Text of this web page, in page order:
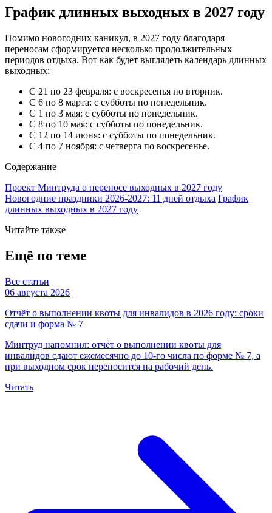
График длинных выходных в 2027 году
Помимо новогодних каникул, в 2027 году благодаря
переносам сформируется несколько продолжительных
периодов отдыха. Вот как будет выглядеть календарь длинных
выходных:
С 21 по 23 февраля: с воскресенья по вторник.
С 6 по 8 марта: с субботы по понедельник.
С 1 по 3 мая: с субботы по понедельник.
С 8 по 10 мая: с субботы по понедельник.
С 12 по 14 июня: с субботы по понедельник.
С 4 по 7 ноября: с четверга по воскресенье.
Содержание
Проект Минтруда о переносе выходных в 2027 году
Новогодние праздники 2026-2027: 11 дней отдыха График
длинных выходных в 2027 году
Читайте также
Ещё по теме
Все статьи
06 августа 2026
Отчёт о выполнении квоты для инвалидов в 2026 году: сроки
сдачи и форма № 7
Минтруд напомнил: отчёт о выполнении квоты для
инвалидов сдают ежемесячно до 10-го числа по форме № 7, а
при выходном срок переносится на рабочий день.
Читать